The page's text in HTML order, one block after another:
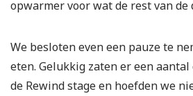
opwarmer voor wat de rest van de
We besloten even een pauze te
eten. Gelukkig zaten er een
de Rewind stage en hoefden we